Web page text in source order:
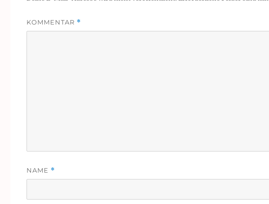
KOMMENTAR *
NAME *